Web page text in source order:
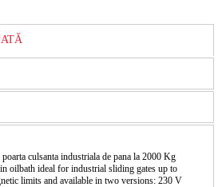
culsanta industriala de pana la 2000 Kg
oilbath ideal for industrial sliding gates up to
limits and available in two versions: 230 V